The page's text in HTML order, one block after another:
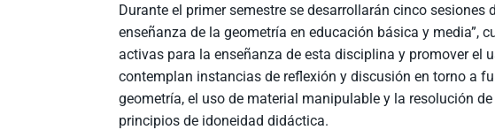
Durante el primer semestre se desarrollarán cinco sesiones
enseñanza de la geometría en educación básica y media”,
activas para la enseñanza de esta disciplina y promover el
contemplan instancias de reflexión y discusión en torno a
geometría, el uso de material manipulable y la resolución
principios de idoneidad didáctica.